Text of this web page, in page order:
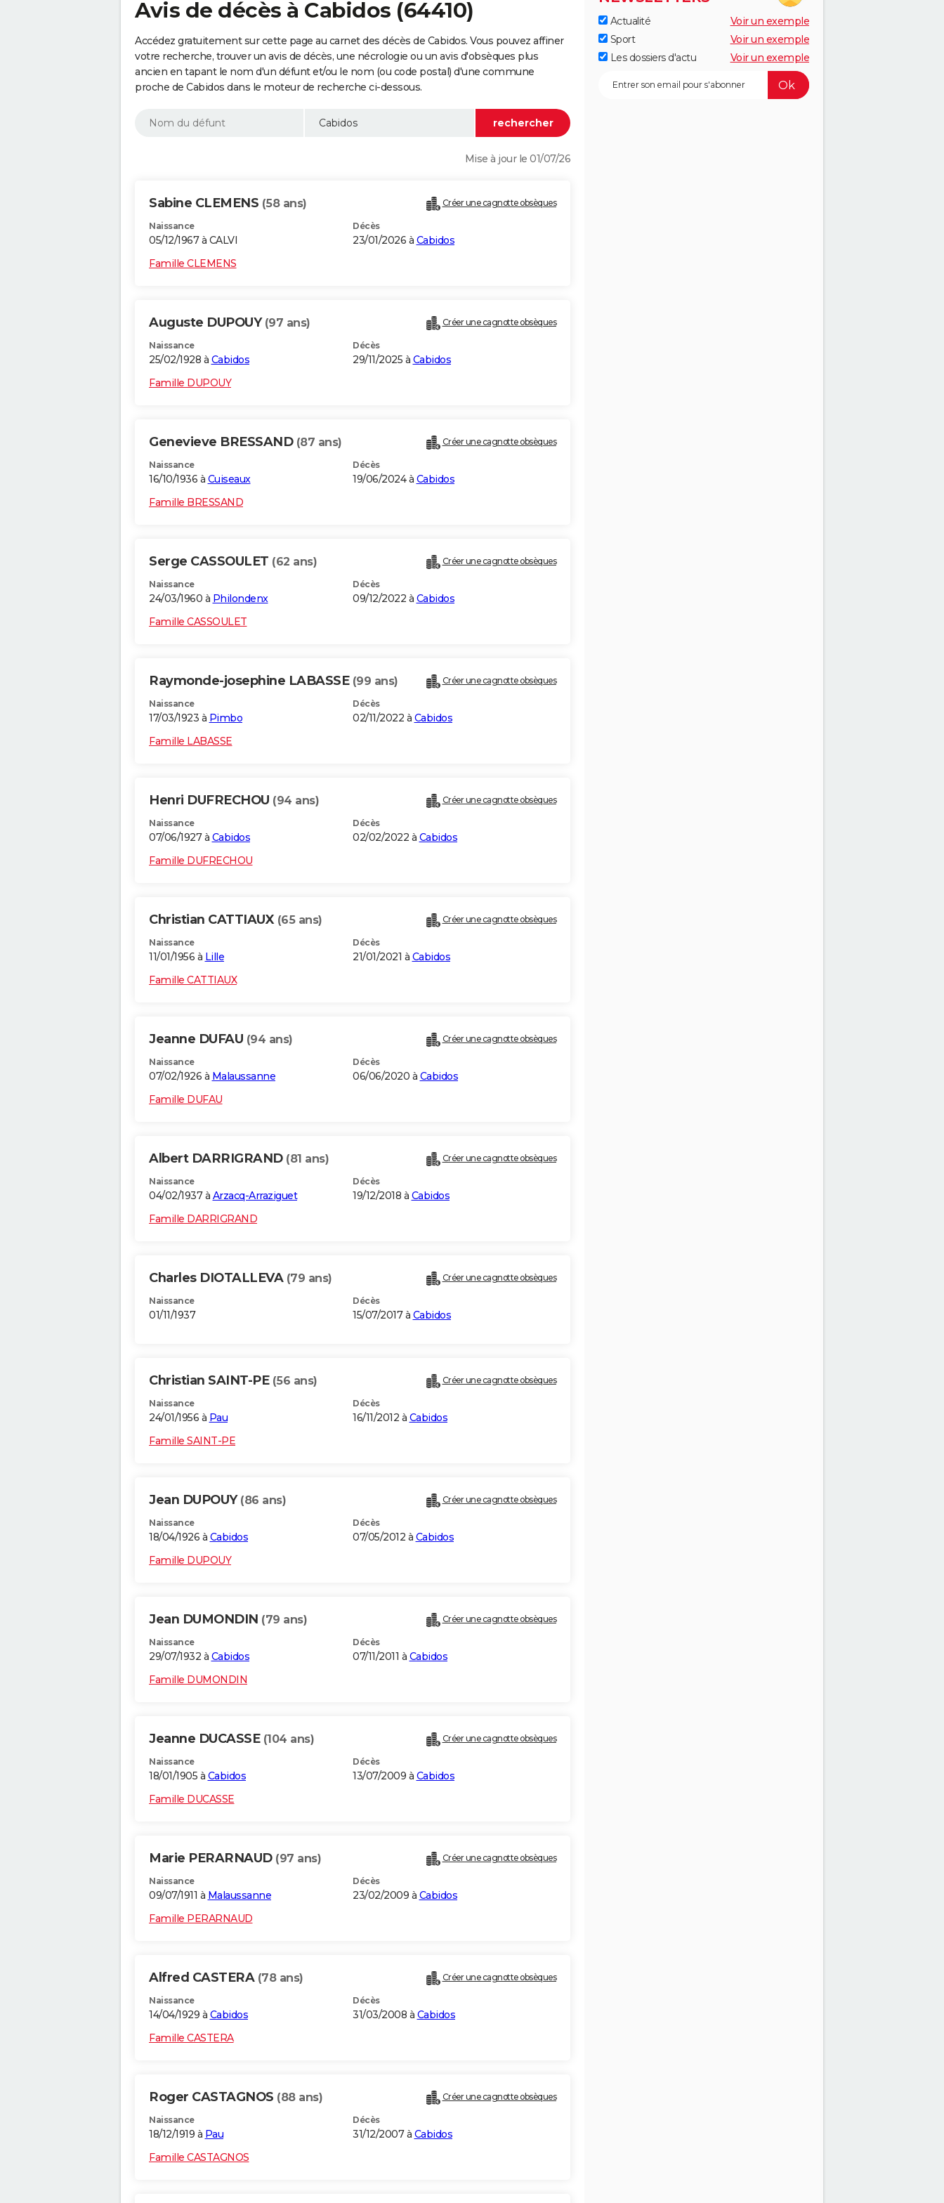
Avis de décès à Cabidos (64410)
Accédez gratuitement sur cette page au carnet des décès de Cabidos. Vous pouvez affiner
votre recherche, trouver un avis de décès, une nécrologie ou un avis d'obsèques plus
ancien en tapant le nom d'un défunt et/ou le nom (ou code postal) d'une commune
proche de Cabidos dans le moteur de recherche ci-dessous.
Mise à jour le 01/07/26
Sabine CLEMENS (58 ans) Créer une cagnotte obsèques
Naissance
05/12/1967 à CALVI
Décès
23/01/2026 à Cabidos
Famille CLEMENS
Auguste DUPOUY (97 ans) Créer une cagnotte obsèques
Naissance
25/02/1928 à Cabidos
Décès
29/11/2025 à Cabidos
Famille DUPOUY
Genevieve BRESSAND (87 ans) Créer une cagnotte obsèques
Naissance
16/10/1936 à Cuiseaux
Décès
19/06/2024 à Cabidos
Famille BRESSAND
Serge CASSOULET (62 ans) Créer une cagnotte obsèques
Naissance
24/03/1960 à Philondenx
Décès
09/12/2022 à Cabidos
Famille CASSOULET
Raymonde-josephine LABASSE (99 ans) Créer une cagnotte obsèques
Naissance
17/03/1923 à Pimbo
Décès
02/11/2022 à Cabidos
Famille LABASSE
Henri DUFRECHOU (94 ans) Créer une cagnotte obsèques
Naissance
07/06/1927 à Cabidos
Décès
02/02/2022 à Cabidos
Famille DUFRECHOU
Christian CATTIAUX (65 ans) Créer une cagnotte obsèques
Naissance
11/01/1956 à Lille
Décès
21/01/2021 à Cabidos
Famille CATTIAUX
Jeanne DUFAU (94 ans) Créer une cagnotte obsèques
Naissance
07/02/1926 à Malaussanne
Décès
06/06/2020 à Cabidos
Famille DUFAU
Albert DARRIGRAND (81 ans) Créer une cagnotte obsèques
Naissance
04/02/1937 à Arzacq-Arraziguet
Décès
19/12/2018 à Cabidos
Famille DARRIGRAND
Charles DIOTALLEVA (79 ans) Créer une cagnotte obsèques
Naissance
01/11/1937
Décès
15/07/2017 à Cabidos
Christian SAINT-PE (56 ans) Créer une cagnotte obsèques
Naissance
24/01/1956 à Pau
Décès
16/11/2012 à Cabidos
Famille SAINT-PE
Jean DUPOUY (86 ans) Créer une cagnotte obsèques
Naissance
18/04/1926 à Cabidos
Décès
07/05/2012 à Cabidos
Famille DUPOUY
Jean DUMONDIN (79 ans) Créer une cagnotte obsèques
Naissance
29/07/1932 à Cabidos
Décès
07/11/2011 à Cabidos
Famille DUMONDIN
Jeanne DUCASSE (104 ans) Créer une cagnotte obsèques
Naissance
18/01/1905 à Cabidos
Décès
13/07/2009 à Cabidos
Famille DUCASSE
Marie PERARNAUD (97 ans) Créer une cagnotte obsèques
Naissance
09/07/1911 à Malaussanne
Décès
23/02/2009 à Cabidos
Famille PERARNAUD
Alfred CASTERA (78 ans) Créer une cagnotte obsèques
Naissance
14/04/1929 à Cabidos
Décès
31/03/2008 à Cabidos
Famille CASTERA
Roger CASTAGNOS (88 ans) Créer une cagnotte obsèques
Naissance
18/12/1919 à Pau
Décès
31/12/2007 à Cabidos
Famille CASTAGNOS
Actualité
Voir un exemple
Sport
Voir un exemple
Les dossiers d'actu
Voir un exemple